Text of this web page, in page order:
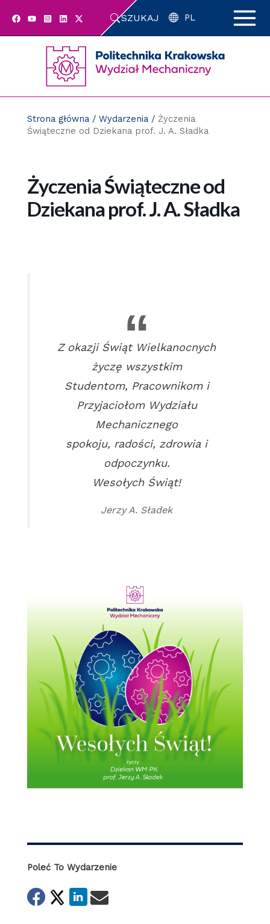
SZUKAJ PL
Strona główna/ Wydarzenia/ Życzenia
Świąteczne od Dziekana prof. J. A. Sładka
Życzenia Świąteczne od
Dziekana prof. J. A. Sładka
Z okazji Świąt Wielkanocnych
życzę wszystkim
Studentom, Pracownikom i
Przyjaciołom Wydziału
Mechanicznego
spokoju, radości, zdrowia i
odpoczynku.
Wesołych Świąt!
Jerzy A. Sładek
Poleć To Wydarzenie